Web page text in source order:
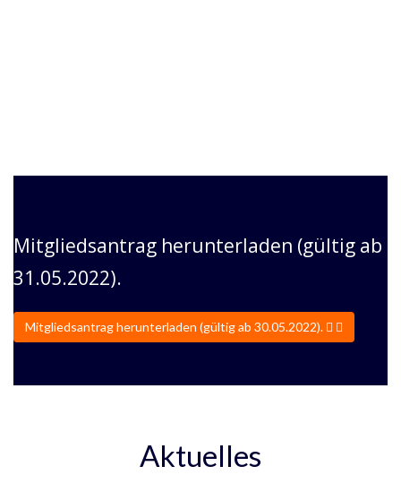
Mitgliedsantrag herunterladen (gültig ab
31.05.2022).
Mitgliedsantrag herunterladen (gültig ab 30.05.2022).
Aktuelles